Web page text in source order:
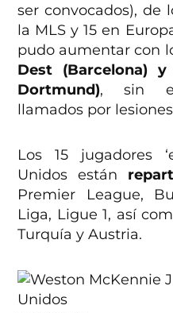
ser convocados), de
la MLS y 15 en
pudo aumentar con
Dest (Barcelona)
Dortmund), sin
llamados por
Los 15 jugadores
Unidos están
Premier League,
Liga, Ligue 1, así
Turquía y Austria.